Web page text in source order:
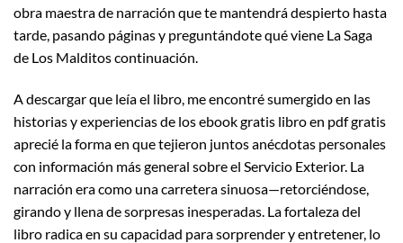
obra maestra de narración que te mantendrá despierto hasta
tarde, pasando páginas y preguntándote qué viene La Saga
de Los Malditos continuación.
A descargar que leía el libro, me encontré sumergido en las
historias y experiencias de los ebook gratis libro en pdf gratis
aprecié la forma en que tejieron juntos anécdotas personales
con información más general sobre el Servicio Exterior. La
narración era como una carretera sinuosa—retorciéndose,
girando y llena de sorpresas inesperadas. La fortaleza del
libro radica en su capacidad para sorprender y entretener, lo